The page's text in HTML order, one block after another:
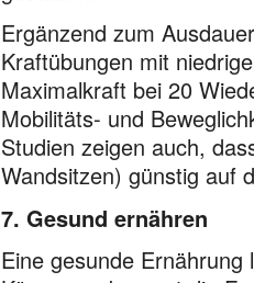
Ergänzend zum
Kraftübungen mit
Maximalkraft bei 20
Mobilitäts- und
Studien zeigen auch,
Wandsitzen) günstig auf
7. Gesund ernähren
Eine gesunde